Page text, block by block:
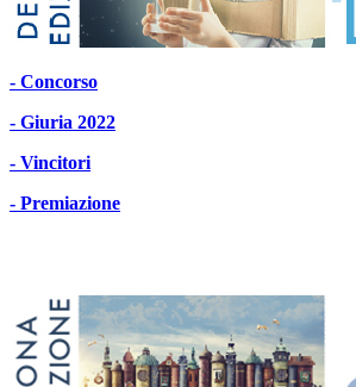
- Concorso
- Giuria 2022
- Vincitori
- Premiazione